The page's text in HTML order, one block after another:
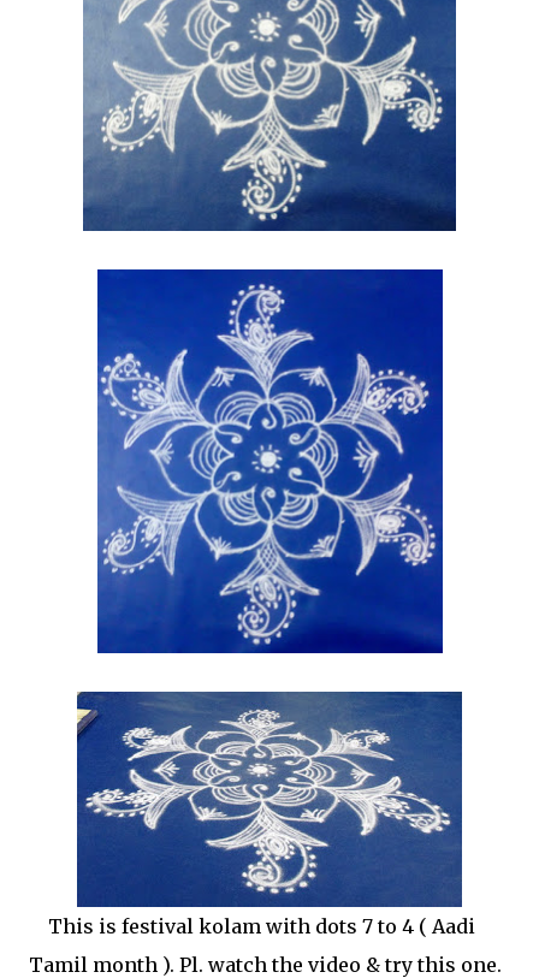
This is festival kolam with dots 7 to 4 ( Aadi
Tamil month ). Pl. watch the video & try this one.